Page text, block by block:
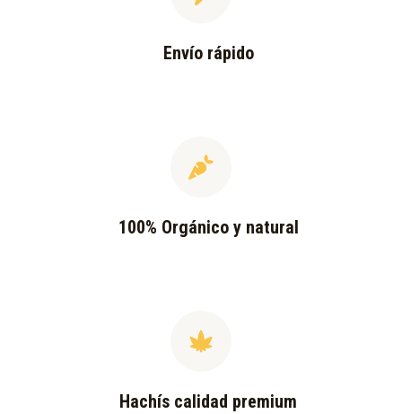
Envío rápido
100% Orgánico y natural
Hachís calidad premium